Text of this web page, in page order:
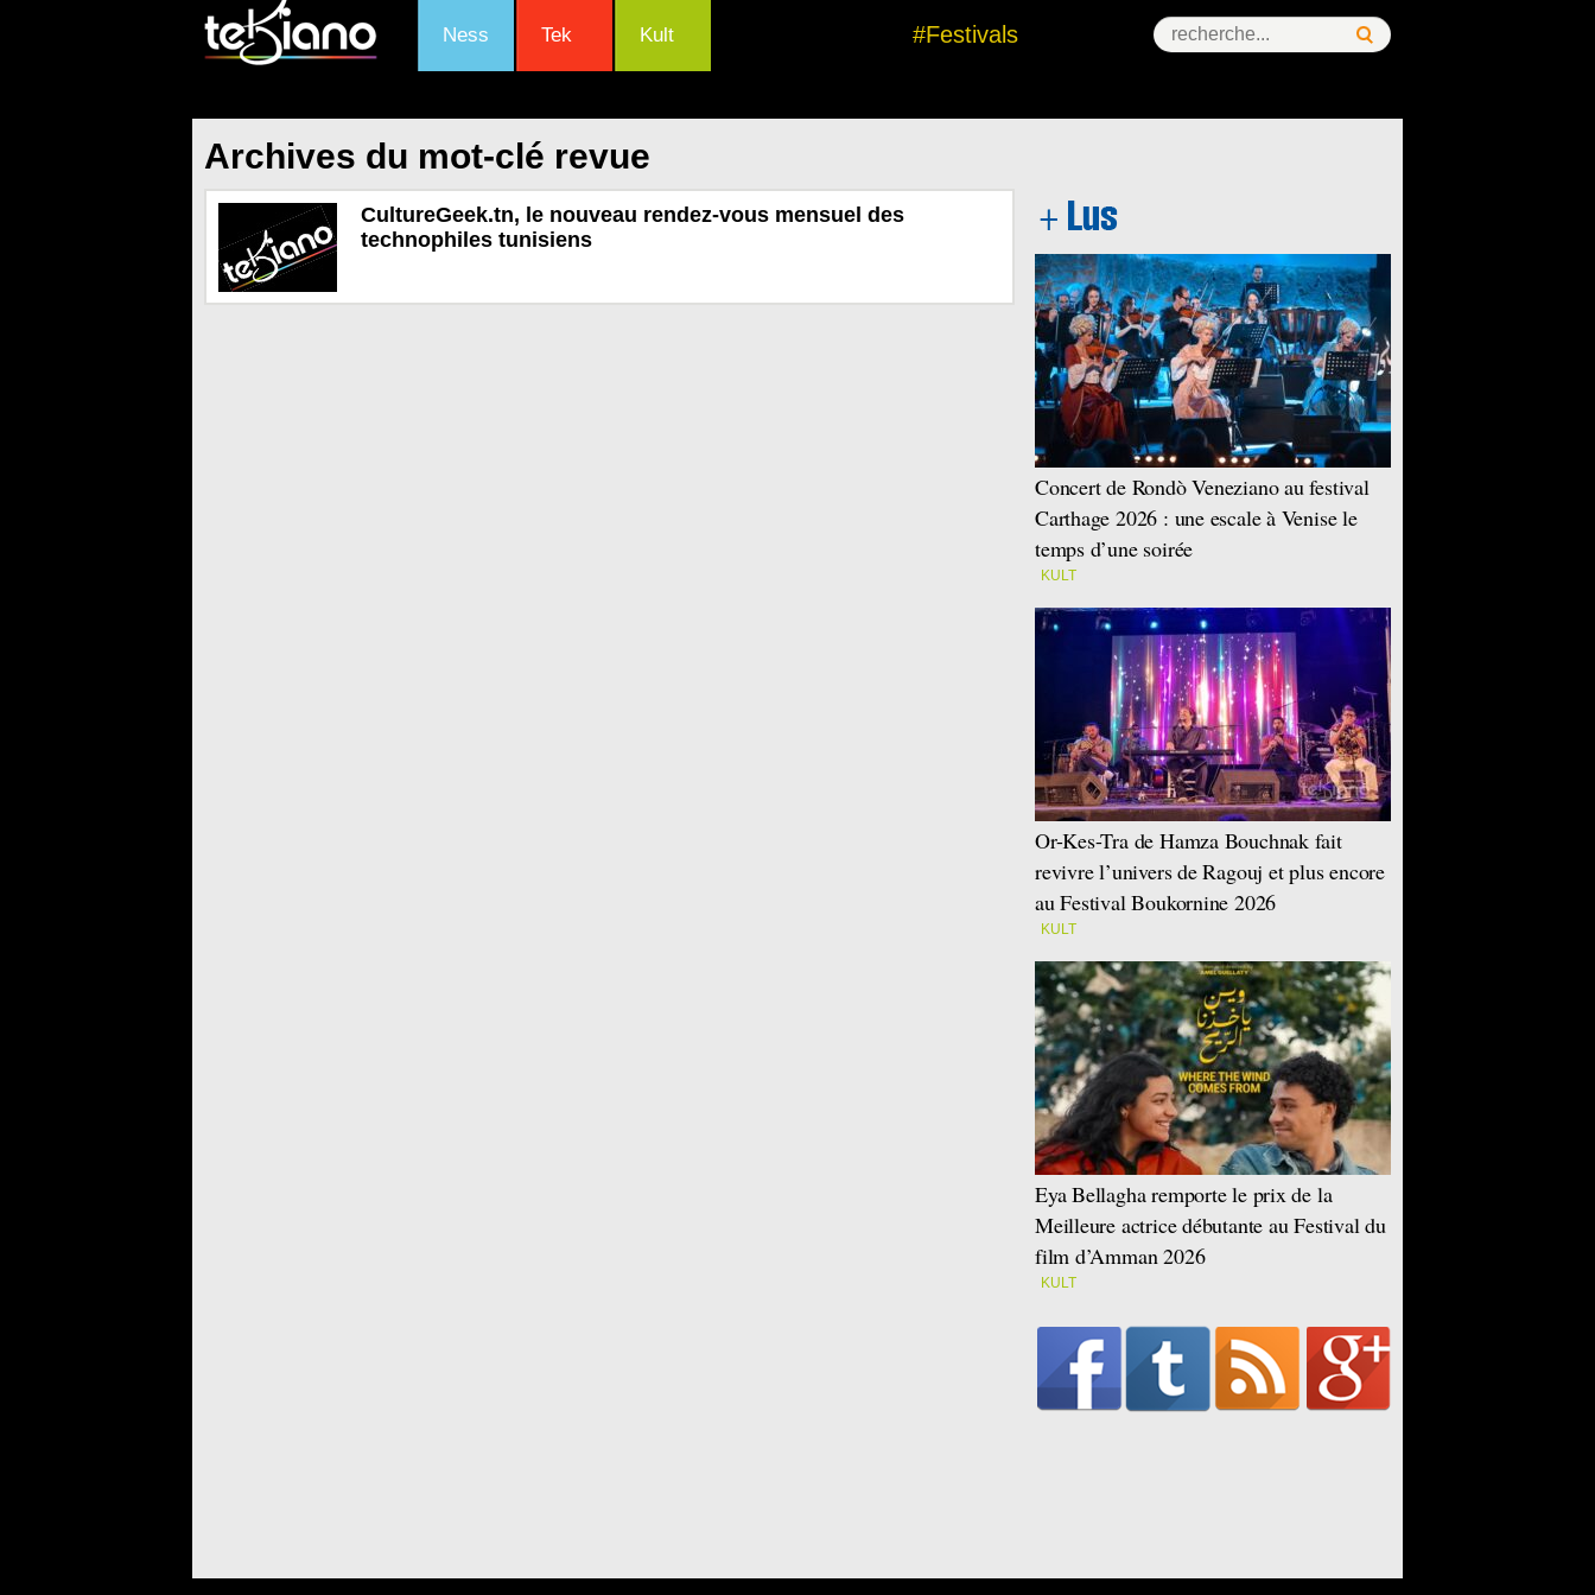
Ness Tek Kult #Festivals
Archives du mot-clé revue
CultureGeek.tn, le nouveau rendez-vous mensuel des
technophiles tunisiens
Concert de Rondò Veneziano au festival
Carthage 2026 : une escale à Venise le
temps d’une soirée
KULT
Or-Kes-Tra de Hamza Bouchnak fait
revivre l’univers de Ragouj et plus encore
au Festival Boukornine 2026
KULT
Eya Bellagha remporte le prix de la
Meilleure actrice débutante au Festival du
film d’Amman 2026
KULT